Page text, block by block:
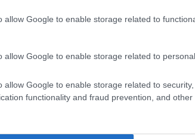
allow Google to enable storage related to
allow Google to enable storage related to
allow Google to enable storage related to
functionality and fraud prevention, and other
las prendas no se compran, se llevan
revendidas a otros países latinoamericanos.